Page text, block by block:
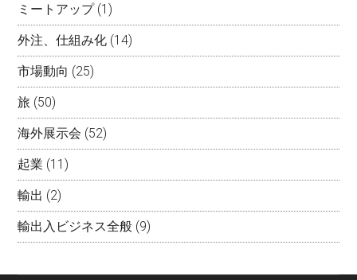
ミートアップ(1)
外注、仕組み化 (14)
市場動向 (25)
旅 (50)
海外展示会 (52)
起業 (11)
輸出 (2)
輸出入ビジネス全般 (9)